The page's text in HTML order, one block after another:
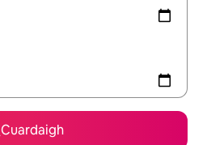
Cuardaigh